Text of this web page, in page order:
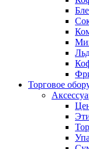
Торговое